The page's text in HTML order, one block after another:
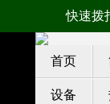
快速拨
首页
设备